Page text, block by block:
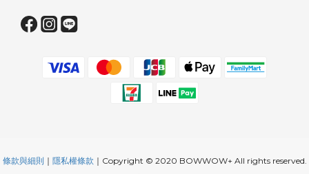
條款與細則 ｜ 隱私權條款 ｜Copyright © 2020 BOWWOW+ All rights reserved.